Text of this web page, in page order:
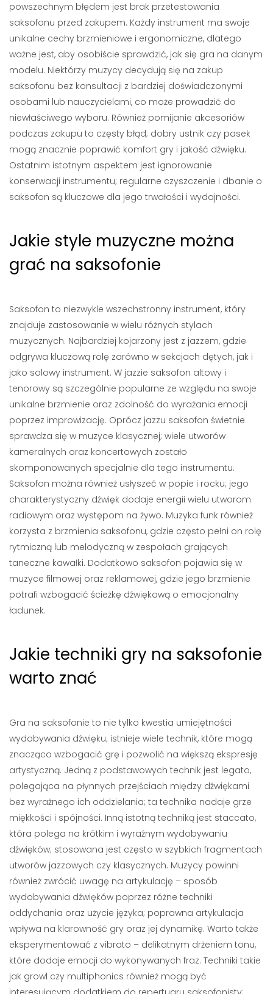
powszechnym błędem jest brak przetestowania
saksofonu przed zakupem. Każdy instrument ma swoje
unikalne cechy brzmieniowe i ergonomiczne, dlatego
ważne jest, aby osobiście sprawdzić, jak się gra na danym
modelu. Niektórzy muzycy decydują się na zakup
saksofonu bez konsultacji z bardziej doświadczonymi
osobami lub nauczycielami, co może prowadzić do
niewłaściwego wyboru. Również pomijanie akcesoriów
podczas zakupu to częsty błąd; dobry ustnik czy pasek
mogą znacznie poprawić komfort gry i jakość dźwięku.
Ostatnim istotnym aspektem jest ignorowanie
konserwacji instrumentu; regularne czyszczenie i dbanie o
saksofon są kluczowe dla jego trwałości i wydajności.
Jakie style muzyczne można
grać na saksofonie
Saksofon to niezwykle wszechstronny instrument, który
znajduje zastosowanie w wielu różnych stylach
muzycznych. Najbardziej kojarzony jest z jazzem, gdzie
odgrywa kluczową rolę zarówno w sekcjach dętych, jak i
jako solowy instrument. W jazzie saksofon altowy i
tenorowy są szczególnie popularne ze względu na swoje
unikalne brzmienie oraz zdolność do wyrażania emocji
poprzez improwizację. Oprócz jazzu saksofon świetnie
sprawdza się w muzyce klasycznej; wiele utworów
kameralnych oraz koncertowych zostało
skomponowanych specjalnie dla tego instrumentu.
Saksofon można również usłyszeć w popie i rocku; jego
charakterystyczny dźwięk dodaje energii wielu utworom
radiowym oraz występom na żywo. Muzyka funk również
korzysta z brzmienia saksofonu, gdzie często pełni on rolę
rytmiczną lub melodyczną w zespołach grających
taneczne kawałki. Dodatkowo saksofon pojawia się w
muzyce filmowej oraz reklamowej, gdzie jego brzmienie
potrafi wzbogacić ścieżkę dźwiękową o emocjonalny
ładunek.
Jakie techniki gry na saksofonie
warto znać
Gra na saksofonie to nie tylko kwestia umiejętności
wydobywania dźwięku; istnieje wiele technik, które mogą
znacząco wzbogacić grę i pozwolić na większą ekspresję
artystyczną. Jedną z podstawowych technik jest legato,
polegająca na płynnych przejściach między dźwiękami
bez wyraźnego ich oddzielania; ta technika nadaje grze
miękkości i spójności. Inną istotną techniką jest staccato,
która polega na krótkim i wyraźnym wydobywaniu
dźwięków; stosowana jest często w szybkich fragmentach
utworów jazzowych czy klasycznych. Muzycy powinni
również zwrócić uwagę na artykulację – sposób
wydobywania dźwięków poprzez różne techniki
oddychania oraz użycie języka; poprawna artykulacja
wpływa na klarowność gry oraz jej dynamikę. Warto także
eksperymentować z vibrato – delikatnym drżeniem tonu,
które dodaje emocji do wykonywanych fraz. Techniki takie
jak growl czy multiphonics również mogą być